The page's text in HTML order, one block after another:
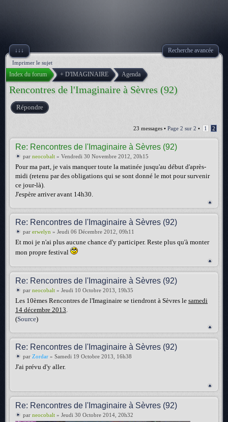
↓↓↓ Recherche avancée
Imprimer le sujet
Index du forum + D'IMAGINAIRE Agenda
Rencontres de l'Imaginaire à Sèvres (92)
Répondre
23 messages • Page 2 sur 2 • 1 2
Re: Rencontres de l'Imaginaire à Sèvres (92)
par neocobalt » Vendredi 30 Novembre 2012, 20h15
Pour ma part, je vais manquer toute la matinée jusqu'au début d'après-
midi (retenu par des obligations qui se sont donné le mot pour survenir
ce jour-là).
J'espère arriver avant 14h30.
Re: Rencontres de l'Imaginaire à Sèvres (92)
par erwelyn » Jeudi 06 Décembre 2012, 09h11
Et moi je n'ai plus aucune chance d'y participer. Reste plus qu'à monter
mon propre festival
Re: Rencontres de l'Imaginaire à Sèvres (92)
par neocobalt » Jeudi 10 Octobre 2013, 19h35
Les 10èmes Rencontres de l'Imaginaire se tiendront à Sèvres le samedi
14 décembre 2013.
(Source)
Re: Rencontres de l'Imaginaire à Sèvres (92)
par Zordar » Samedi 19 Octobre 2013, 16h38
J'ai prévu d'y aller.
Re: Rencontres de l'Imaginaire à Sèvres (92)
par neocobalt » Jeudi 30 Octobre 2014, 20h32